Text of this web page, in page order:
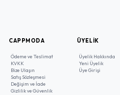
CAPPMODA
Ödeme ve Teslimat
KVKK
Bize Ulaşın
Satış Sözleşmesi
Değişim ve İade
Gizlilik ve Güvenlik
ÜYELIK
Üyelik Hakkında
Yeni Üyelik
Üye Girişi